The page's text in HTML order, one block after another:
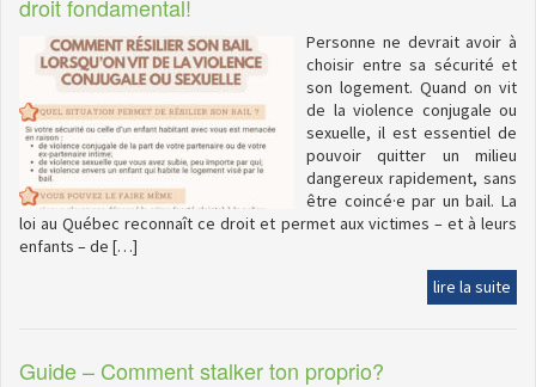
droit fondamental!
Personne ne devrait avoir à
choisir entre sa sécurité et
son logement. Quand on vit
de la violence conjugale ou
sexuelle, il est essentiel de
pouvoir quitter un milieu
dangereux rapidement, sans
être coincé·e par un bail. La
loi au Québec reconnaît ce droit et permet aux victimes – et à leurs
enfants – de […]
lire la suite
Guide – Comment stalker ton proprio?